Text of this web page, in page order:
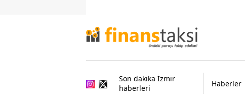
Son dakika İzmir
haberleri
Haberler